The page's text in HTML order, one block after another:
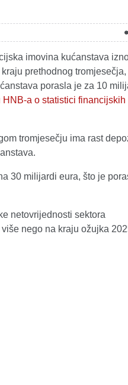
imovina kućanstava
prethodnog tromjesečja,
porasla je za 10
a o statistici financijskih
tromjesečju ima rast
30 milijardi eura, što je
netovrijednosti sektora
nego na kraju ožujka